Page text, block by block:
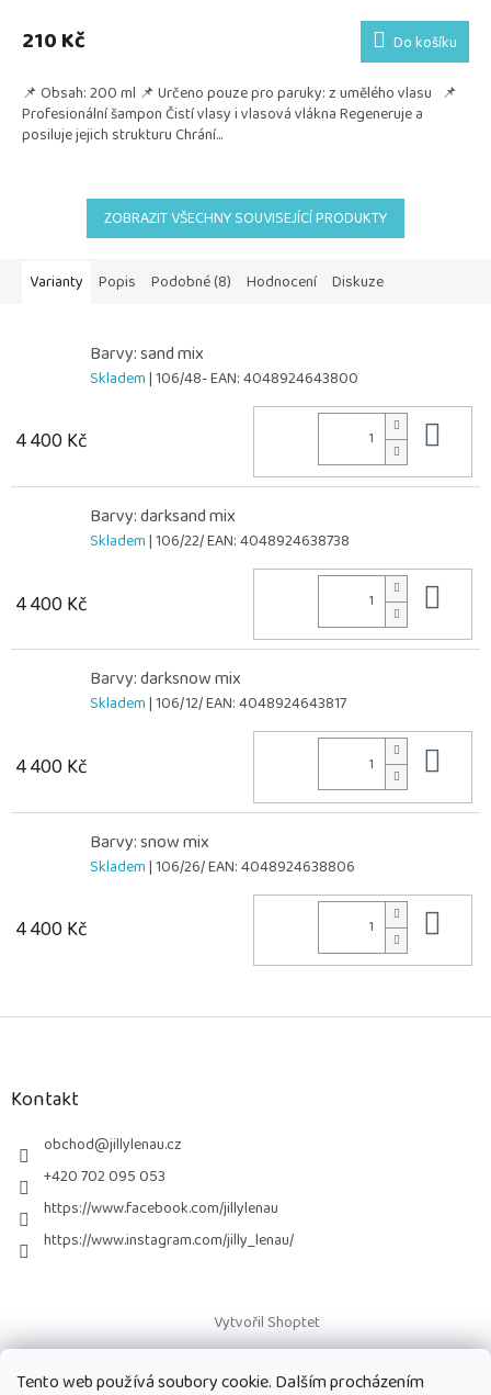
Tento web používá soubory cookie. Dalším procházením
210 Kč Do košíku
📌 Obsah: 200 ml 📌 Určeno pouze pro paruky: z umělého vlasu 📌
Profesionální šampon Čistí vlasy i vlasová vlákna Regeneruje a
posiluje jejich strukturu Chrání...
ZOBRAZIT VŠECHNY SOUVISEJÍCÍ PRODUKTY
Varianty Popis Podobné (8) Hodnocení Diskuze
Barvy: sand mix
Skladem| 106/48-EAN:4048924643800
4 400 Kč
Barvy: darksand mix
Skladem| 106/22/EAN:4048924638738
4 400 Kč
Barvy: darksnow mix
Skladem| 106/12/EAN:4048924643817
4 400 Kč
Barvy: snow mix
Skladem| 106/26/EAN:4048924638806
4 400 Kč
Z
Kontakt
obchod@jillylenau.cz
+420 702 095 053
https://www.facebook.com/jillylenau
https://www.instagram.com/jilly_lenau/
Vytvořil Shoptet
Copyright 2026Paruky Jilly Lenau s.r.o.. Všechna práva vyhrazena.